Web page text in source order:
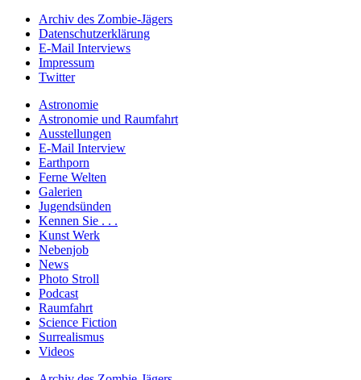
Archiv des Zombie-Jägers
Datenschutzerklärung
E-Mail Interviews
Impressum
Twitter
Astronomie
Astronomie und Raumfahrt
Ausstellungen
E-Mail Interview
Earthporn
Ferne Welten
Galerien
Jugendsünden
Kennen Sie . . .
Kunst Werk
Nebenjob
News
Photo Stroll
Podcast
Raumfahrt
Science Fiction
Surrealismus
Videos